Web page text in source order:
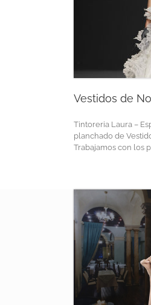
Vestidos de
Tintoreria Laura –
planchado de
Trabajamos con los